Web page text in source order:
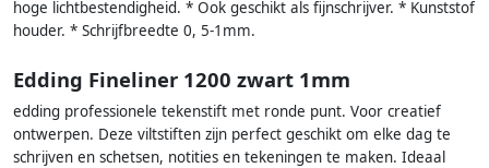
hoge lichtbestendigheid. * Ook geschikt als fijnschrijver. * Kunststof
houder. * Schrijfbreedte 0, 5-1mm.
Edding Fineliner 1200 zwart 1mm
edding professionele tekenstift met ronde punt. Voor creatief
ontwerpen. Deze viltstiften zijn perfect geschikt om elke dag te
schrijven en schetsen, notities en tekeningen te maken. Ideaal